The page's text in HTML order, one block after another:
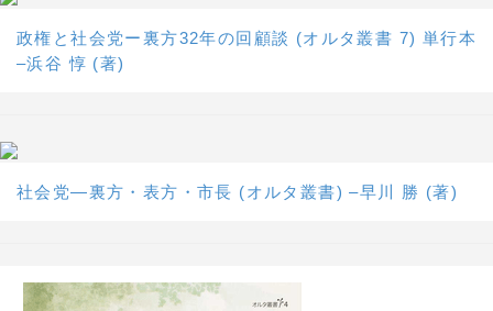
政権と社会党ー裏方32年の回顧談 (オルタ叢書 7) 単行本
–浜谷 惇 (著)
社会党―裏方・表方・市長 (オルタ叢書) –早川 勝 (著)